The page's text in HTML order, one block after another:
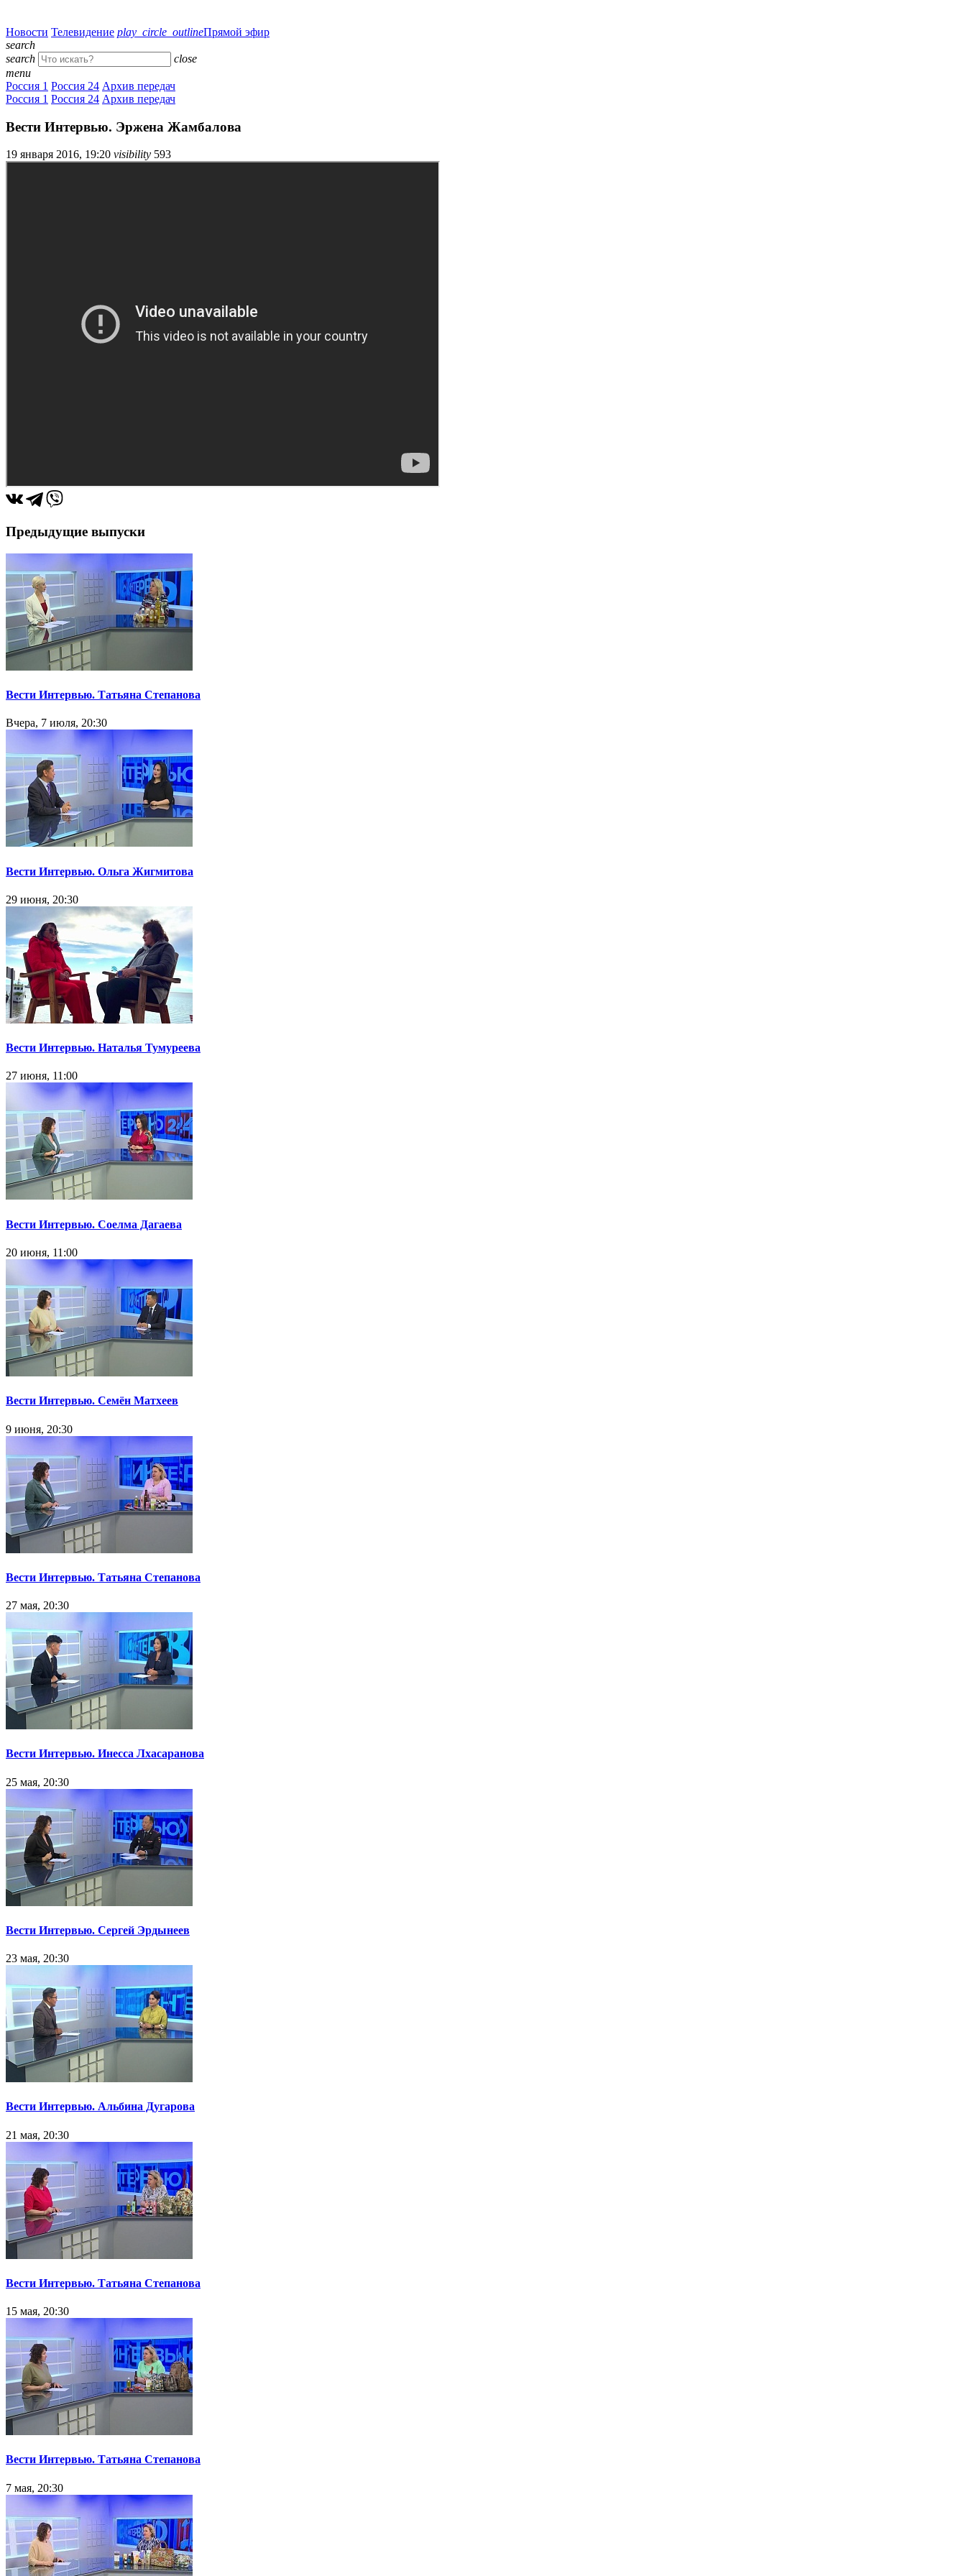
Новости Телевидение play_circle_outlineПрямой эфир
search
search
close
menu
Россия 1 Россия 24 Архив передач
Россия 1 Россия 24 Архив передач
Вести Интервью. Эржена Жамбалова
19 января 2016, 19:20 visibility 593
Предыдущие выпуски
Вести Интервью. Татьяна Степанова
Вчера, 7 июля, 20:30
Вести Интервью. Ольга Жигмитова
29 июня, 20:30
Вести Интервью. Наталья Тумуреева
27 июня, 11:00
Вести Интервью. Соелма Дагаева
20 июня, 11:00
Вести Интервью. Семён Матхеев
9 июня, 20:30
Вести Интервью. Татьяна Степанова
27 мая, 20:30
Вести Интервью. Инесса Лхасаранова
25 мая, 20:30
Вести Интервью. Сергей Эрдынеев
23 мая, 20:30
Вести Интервью. Альбина Дугарова
21 мая, 20:30
Вести Интервью. Татьяна Степанова
15 мая, 20:30
Вести Интервью. Татьяна Степанова
7 мая, 20:30